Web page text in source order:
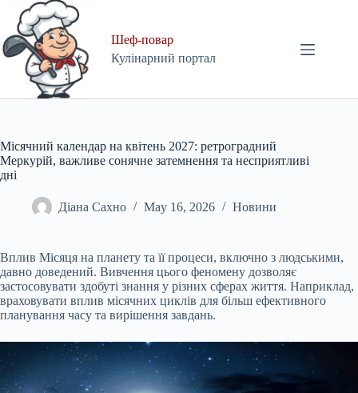
content
Шеф-повар
Кулінарний портал
Місячний календар на квітень 2027: ретроградний
Меркурій, важливе сонячне затемнення та несприятливі
дні
Діана Сахно May 16, 2026 Новини
Вплив Місяця на планету та її процеси, включно з людськими,
давно доведений. Вивчення цього феномену дозволяє
застосовувати здобуті знання у різних сферах життя. Наприклад,
враховувати вплив місячних циклів для більш ефективного
планування часу та вирішення завдань.